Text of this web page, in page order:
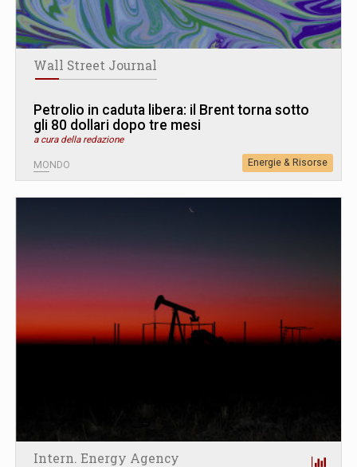
Wall Street Journal
Petrolio in caduta libera: il Brent torna sotto
gli 80 dollari dopo tre mesi
a cura della redazione
MONDO Energie & Risorse
Intern. Energy Agency